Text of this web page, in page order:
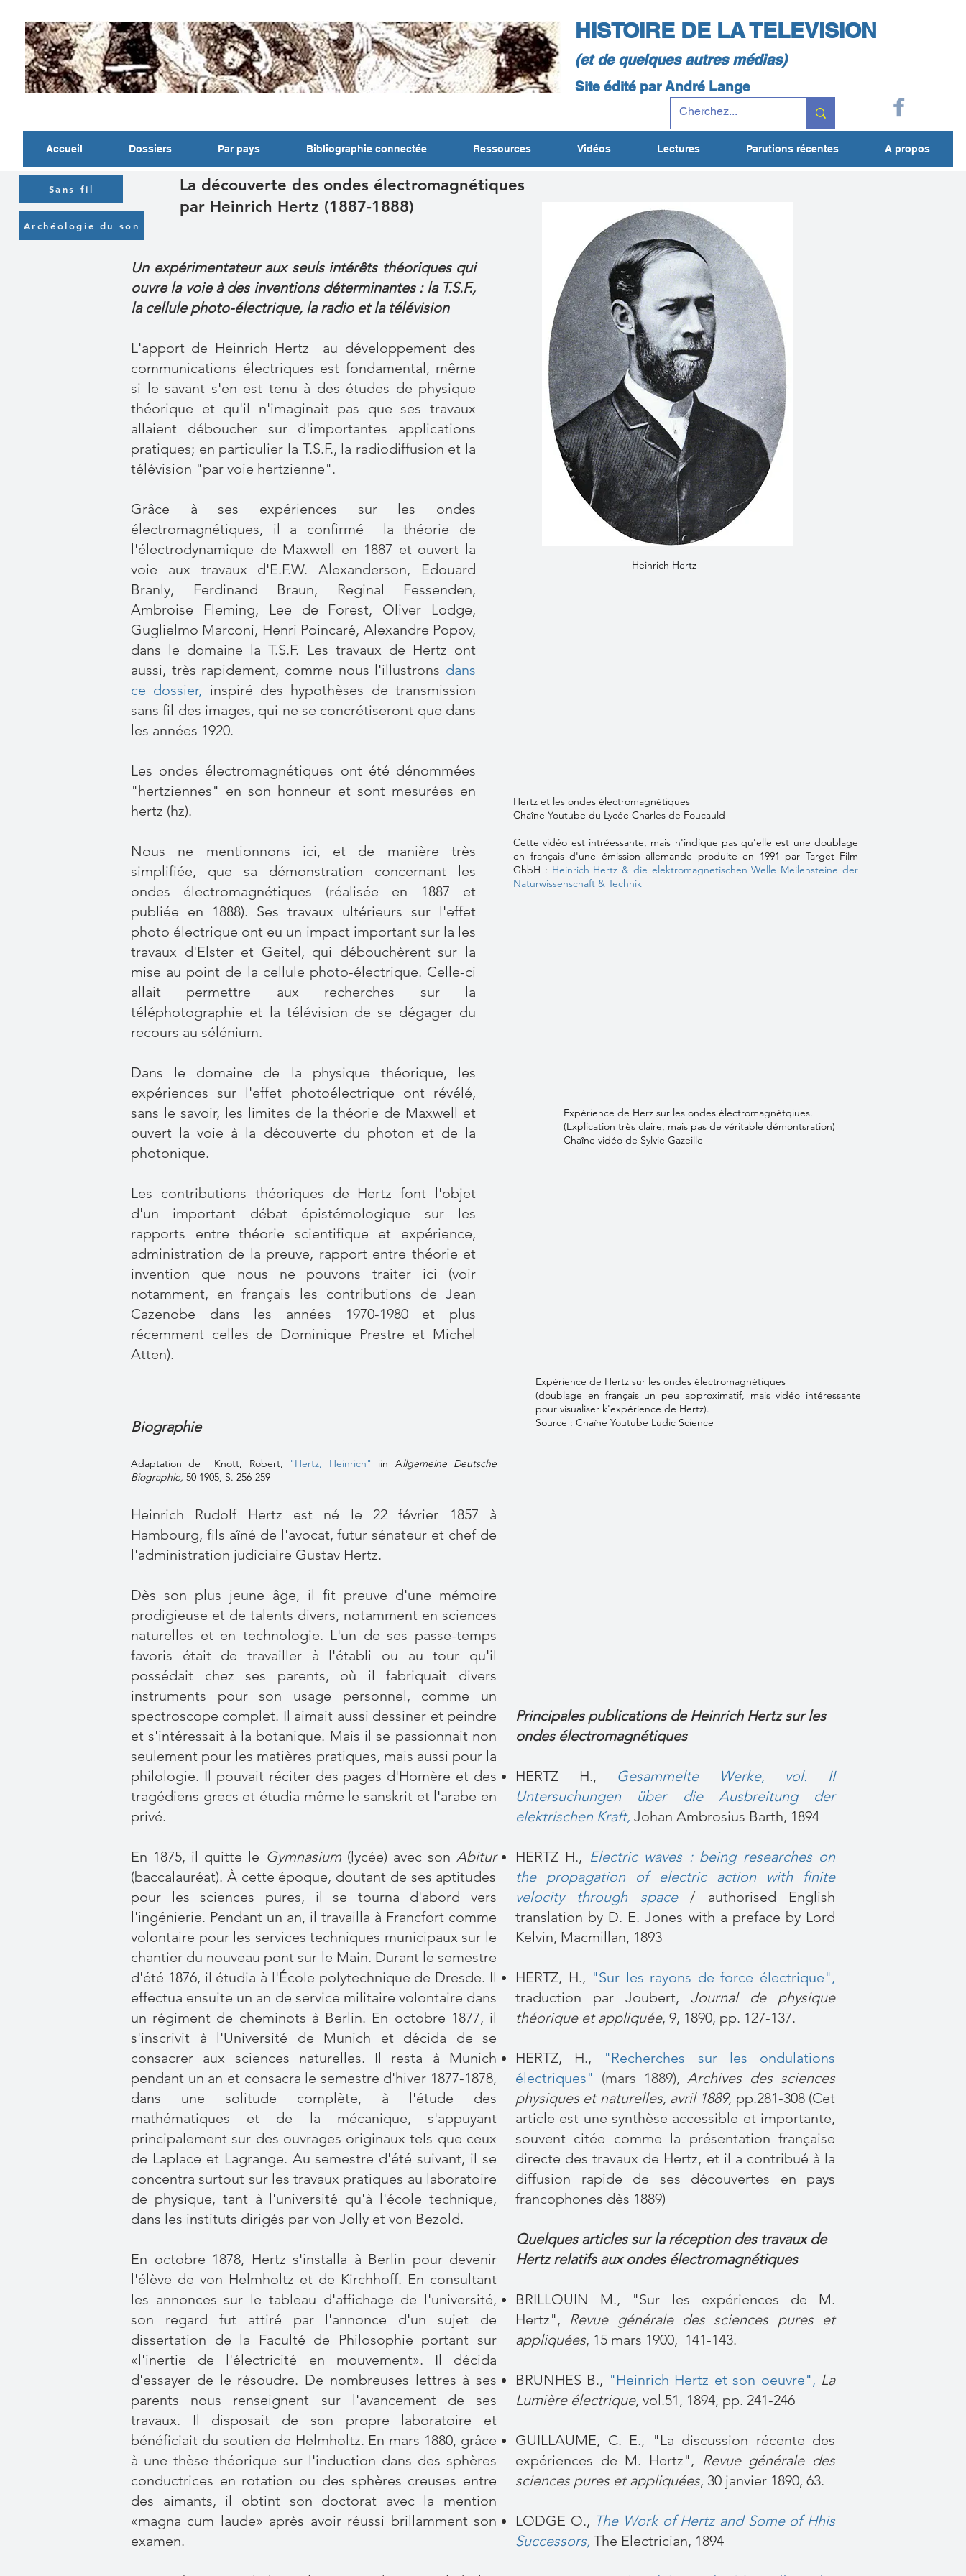
HISTOIRE DE LA TELEVISION
(et de quelques autres médias)
Site édité par André Lange
Accueil Dossiers Par pays Bibliographie connectée Ressources Vidéos Lectures Parutions récentes A propos
Sans fil
La découverte des ondes électromagnétiques
par Heinrich Hertz (1887-1888)
Un expérimentateur aux seuls intérêts théoriques qui
ouvre la voie à des inventions déterminantes : la T.S.F.,
la cellule photo-électrique, la radio et la télévision
L'apport de Heinrich Hertz au développement des
communications électriques est fondamental, même
si le savant s'en est tenu à des études de physique
théorique et qu'il n'imaginait pas que ses travaux
allaient déboucher sur d'importantes applications
pratiques; en particulier la T.S.F., la radiodiffusion et la
télévision "par voie hertzienne".
Grâce à ses expériences sur les ondes
électromagnétiques, il a confirmé la théorie de
l'électrodynamique de Maxwell en 1887 et ouvert la
voie aux travaux d'E.F.W. Alexanderson, Edouard
Branly, Ferdinand Braun, Reginal Fessenden,
Ambroise Fleming, Lee de Forest, Oliver Lodge,
Guglielmo Marconi, Henri Poincaré, Alexandre Popov,
dans le domaine la T.S.F. Les travaux de Hertz ont
aussi, très rapidement, comme nous l'illustrons dans
ce dossier, inspiré des hypothèses de transmission
sans fil des images, qui ne se concrétiseront que dans
les années 1920.
Les ondes électromagnétiques ont été dénommées
"hertziennes" en son honneur et sont mesurées en
hertz (hz).
Nous ne mentionnons ici, et de manière très
simplifiée, que sa démonstration concernant les
ondes électromagnétiques (réalisée en 1887 et
publiée en 1888). Ses travaux ultérieurs sur l'effet
photo électrique ont eu un impact important sur la les
travaux d'Elster et Geitel, qui débouchèrent sur la
mise au point de la cellule photo-électrique. Celle-ci
allait permettre aux recherches sur la
téléphotographie et la télévision de se dégager du
recours au sélénium.
Dans le domaine de la physique théorique, les
expériences sur l'effet photoélectrique ont révélé,
sans le savoir, les limites de la théorie de Maxwell et
ouvert la voie à la découverte du photon et de la
photonique.
Les contributions théoriques de Hertz font l'objet
d'un important débat épistémologique sur les
rapports entre théorie scientifique et expérience,
administration de la preuve, rapport entre théorie et
invention que nous ne pouvons traiter ici (voir
notamment, en français les contributions de Jean
Cazenobe dans les années 1970-1980 et plus
récemment celles de Dominique Prestre et Michel
Atten).
Biographie
Adaptation de Knott, Robert, "Hertz, Heinrich" iin Allgemeine Deutsche
Biographie, 50 1905, S. 256-259
Heinrich Rudolf Hertz est né le 22 février 1857 à
Hambourg, fils aîné de l'avocat, futur sénateur et chef de
l'administration judiciaire Gustav Hertz.
Dès son plus jeune âge, il fit preuve d'une mémoire
prodigieuse et de talents divers, notamment en sciences
naturelles et en technologie. L'un de ses passe-temps
favoris était de travailler à l'établi ou au tour qu'il
possédait chez ses parents, où il fabriquait divers
instruments pour son usage personnel, comme un
spectroscope complet. Il aimait aussi dessiner et peindre
et s'intéressait à la botanique. Mais il se passionnait non
seulement pour les matières pratiques, mais aussi pour la
philologie. Il pouvait réciter des pages d'Homère et des
tragédiens grecs et étudia même le sanskrit et l'arabe en
privé.
En 1875, il quitte le Gymnasium(lycée) avec sonAbitur
(baccalauréat). À cette époque, doutant de ses aptitudes
pour les sciences pures, il se tourna d'abord vers
l'ingénierie. Pendant un an, il travailla à Francfort comme
volontaire pour les services techniques municipaux sur le
chantier du nouveau pont sur le Main. Durant le semestre
d'été 1876, il étudia à l'École polytechnique de Dresde. Il
effectua ensuite un an de service militaire volontaire dans
un régiment de cheminots à Berlin. En octobre 1877, il
s'inscrivit à l'Université de Munich et décida de se
consacrer aux sciences naturelles. Il resta à Munich
pendant un an et consacra le semestre d'hiver 1877-1878,
dans une solitude complète, à l'étude des
mathématiques et de la mécanique, s'appuyant
principalement sur des ouvrages originaux tels que ceux
de Laplace et Lagrange. Au semestre d'été suivant, il se
concentra surtout sur les travaux pratiques au laboratoire
de physique, tant à l'université qu'à l'école technique,
dans les instituts dirigés par von Jolly et von Bezold.
En octobre 1878, Hertz s'installa à Berlin pour devenir
l'élève de von Helmholtz et de Kirchhoff. En consultant
les annonces sur le tableau d'affichage de l'université,
son regard fut attiré par l'annonce d'un sujet de
dissertation de la Faculté de Philosophie portant sur
«l'inertie de l'électricité en mouvement». Il décida
d'essayer de le résoudre. De nombreuses lettres à ses
parents nous renseignent sur l'avancement de ses
travaux. Il disposait de son propre laboratoire et
bénéficiait du soutien de Helmholtz. En mars 1880, grâce
à une thèse théorique sur l'induction dans des sphères
conductrices en rotation ou des sphères creuses entre
des aimants, il obtint son doctorat avec la mention
«magna cum laude» après avoir réussi brillamment son
examen.
Heinrich Hertz
Hertz et les ondes électromagnétiques
Chaîne Youtube du Lycée Charles de Foucauld
Cette vidéo est intréessante, mais n'indique pas qu'elle est une doublage
en français d'une émission allemande produite en 1991 par Target Film
GhbH : Heinrich Hertz & die elektromagnetischen Welle Meilensteine der
Naturwissenschaft & Technik
Expérience de Herz sur les ondes électromagnétqiues.
(Explication très claire, mais pas de véritable démontsration)
Chaîne vidéo de Sylvie Gazeille
Expérience de Hertz sur les ondes électromagnétiques
(doublage en français un peu approximatif, mais vidéo intéressante
pour visualiser k'expérience de Hertz).
Source : Chaîne Youtube Ludic Science
Principales publications de Heinrich Hertz sur les
ondes électromagnétiques
HERTZ H., Gesammelte Werke, vol. II
Untersuchungen über die Ausbreitung der
elektrischen Kraft, Johan Ambrosius Barth, 1894
HERTZ H., Electric waves : being researches on
the propagation of electric action with finite
velocity through space/ authorised English
translation by D. E. Jones with a preface by Lord
Kelvin, Macmillan, 1893
HERTZ, H., "Sur les rayons de force électrique",
traduction par Joubert, Journal de physique
théorique et appliquée, 9, 1890, pp. 127-137.
HERTZ, H.,
"Recherches sur les ondulations
électriques" (mars 1889), Archives des sciences
physiques et naturelles, avril 1889, pp.281-308 (Cet
article est une synthèse accessible et importante,
souvent citée comme la présentation française
directe des travaux de Hertz, et il a contribué à la
diffusion rapide de ses découvertes en pays
francophones dès 1889)
Quelques articles sur la réception des travaux de
Hertz relatifs aux ondes électromagnétiques
​BRILLOUIN M., "Sur les expériences de M.
Hertz", Revue générale des sciences pures et
appliquées, 15 mars 1900, 141-143.
BRUNHES B., "Heinrich Hertz et son oeuvre", La
Lumière électrique, vol.51, 1894, pp. 241-246
GUILLAUME, C. E., "La discussion récente des
expériences de M. Hertz", Revue générale des
sciences pures et appliquées, 30 janvier 1890, 63.
LODGE O., The Work of Hertz and Some of Hhis
Successors, The Electrician, 1894
Archéologie du son